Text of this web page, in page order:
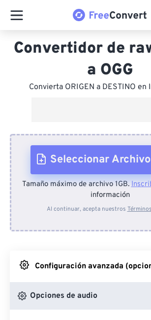
Convertidor de
a OGG
Convierta ORIGEN a DESTINO en
Seleccionar
Desde el dispositivo
Desde Google Drive
Desde OneDrive
Tamaño máximo de archivo 1GB.
información
Al continuar, acepta nuestros
Configuración avanzada
Opciones de audio